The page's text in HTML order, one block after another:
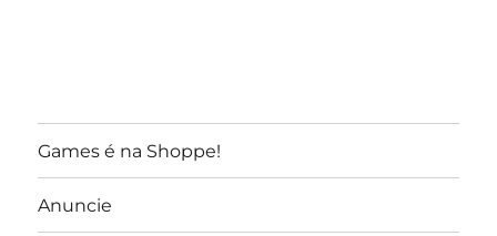
Games é na Shoppe!
Anuncie